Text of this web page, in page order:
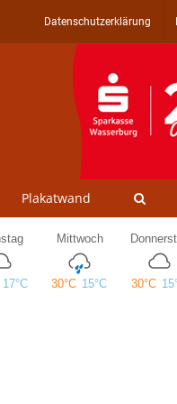
Datenschutzerklärung
Plakatwand